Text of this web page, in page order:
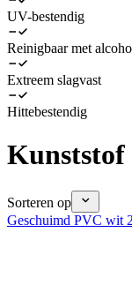
UV-bestendig
Reinigbaar met
Extreem slagvast
Hittebestendig
Kunststof
Sorteren op
Geschuimd PVC wit